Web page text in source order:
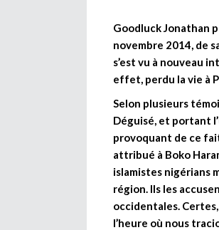
Goodluck Jonathan
novembre 2014, de
s’est vu à nouveau
effet, perdu la vie à
Selon plusieurs
Déguisé, et portant
provoquant de ce
attribué à Boko
islamistes nigérians
région. Ils les
occidentales.
l’heure où nous